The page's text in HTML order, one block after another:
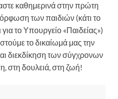
καθημερινά στην πρώτη
των παιδιών (κάτι το
για το Υπουργείο «Παιδείας»)
το δικαίωμά μας την
διεκδίκηση των σύγχρονων
στη δουλειά, στη ζωή!